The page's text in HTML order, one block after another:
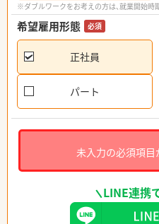
※ダブルワークをお考えの方は、就業開始時
希望雇用形態 必須
正社員
パート
未入力の必須項目
LINE連携